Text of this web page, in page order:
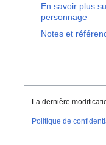
En savoir plus
personnage
Notes et
La dernière
Politique de